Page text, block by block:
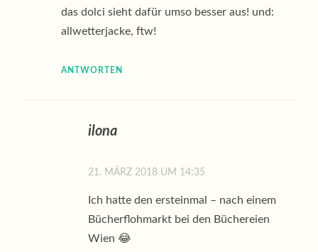
das dolci sieht dafür umso besser aus! und:
allwetterjacke, ftw!
ANTWORTEN
ilona
21. MÄRZ 2018 UM 14:35
Ich hatte den ersteinmal – nach einem
Bücherflohmarkt bei den Büchereien
Wien 😂